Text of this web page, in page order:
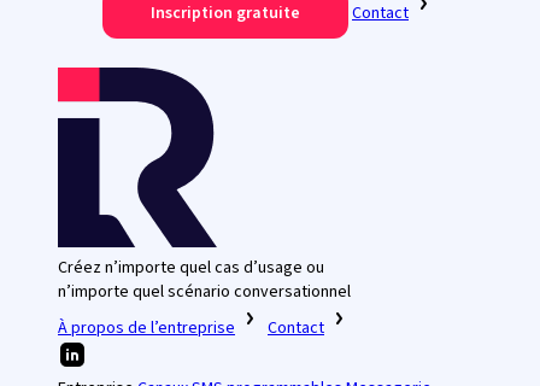
Inscription gratuite
Contact
Créez n’importe quel cas d’usage ou
n’importe quel scénario conversationnel
À propos de l’entreprise
Contact